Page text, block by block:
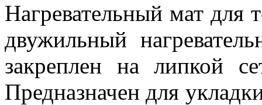
Нагревательный мат для
двужильный
закреплен на липкой
Предназначен для